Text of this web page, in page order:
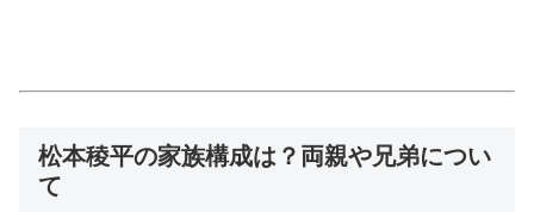
松本稜平の家族構成は？両親や兄弟につい
て